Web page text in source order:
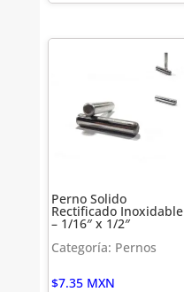
Perno Solido
Rectificado Inoxidable
– 1/16″ x 1/2″
Categoría: Pernos
$7.35 MXN